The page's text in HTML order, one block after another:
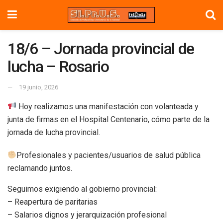
18/6 – Jornada provincial de
lucha – Rosario
19 junio, 2026
Hoy realizamos una manifestación con volanteada y
junta de firmas en el Hospital Centenario, cómo parte de la
jornada de lucha provincial.
Profesionales y pacientes/usuarios de salud pública
reclamando juntos.
Seguimos exigiendo al gobierno provincial:
– Reapertura de paritarias
– Salarios dignos y jerarquización profesional